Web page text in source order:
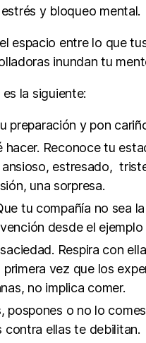
y bloqueo mental.
espacio entre lo que
inundan tu
la siguiente:
preparación y pon
Reconoce tu
estresado,
una sorpresa.
tu compañía no sea
desde el
Respira con
vez que los
no implica comer.
o no lo
contra ellas te debilitan.